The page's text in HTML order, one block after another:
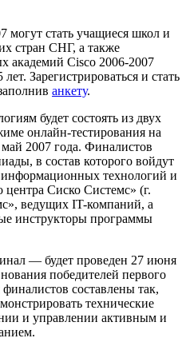
стать учащиеся школ и
стран СНГ, а также
академий Cisco 2006-2007
Зарегистрироваться и стать
анкету.
будет состоять из двух
онлайн-тестирования на
2007 года. Финалистов
в состав которого войдут
технологий и
Сиско Системс» (г.
ведущих IT-компаний, а
инструкторы программы
— будет проведен 27 июня
победителей первого
составлены так,
технические
и управлении активным и